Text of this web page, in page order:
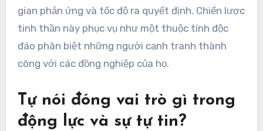
gian phản ứng và tốc độ ra quyết định. Chiến lược
tinh thần này phục vụ như một thuộc tính độc
đáo phân biệt những người cạnh tranh thành
công với các đồng nghiệp của họ.
Tự nói đóng vai trò gì trong
động lực và sự tự tin?